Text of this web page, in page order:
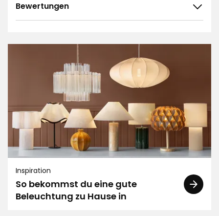
Bewertungen
4.9
3 ☆
Filtern nach
Bewertungen (57)
MV Maria V
Stilvolle Fensterlampe zum guten Preis
Inspiration
So bekommst du eine gute
Beleuchtung zu Hause in